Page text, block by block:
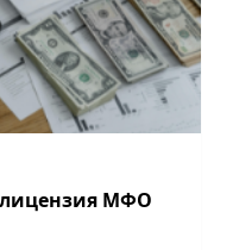
лицензия МФО